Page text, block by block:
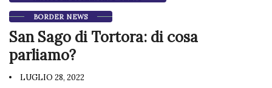
BORDER NEWS
San Sago di Tortora: di cosa
parliamo?
LUGLIO 28, 2022